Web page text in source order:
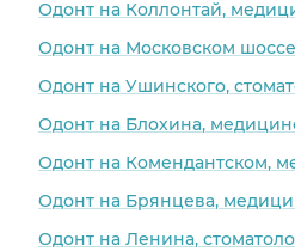
Одонт на Коллонтай,
Одонт на Московском
Одонт на Ушинского,
Одонт на Блохина,
Одонт на Комендантском,
Одонт на Брянцева,
Одонт на Ленина,